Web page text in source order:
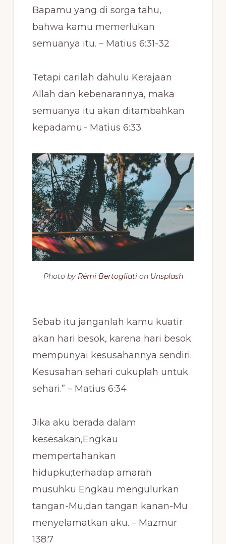
Bapamu yang di sorga tahu,
bahwa kamu memerlukan
semuanya itu. – Matius 6:31-32
Tetapi carilah dahulu Kerajaan
Allah dan kebenarannya, maka
semuanya itu akan ditambahkan
kepadamu.- Matius 6:33
Photo by Rémi Bertogliation Unsplash
Sebab itu janganlah kamu kuatir
akan hari besok, karena hari besok
mempunyai kesusahannya sendiri.
Kesusahan sehari cukuplah untuk
sehari.” – Matius 6:34
Jika aku berada dalam
kesesakan,Engkau
mempertahankan
hidupku;terhadap amarah
musuhku Engkau mengulurkan
tangan-Mu,dan tangan kanan-Mu
menyelamatkan aku. – Mazmur
138:7